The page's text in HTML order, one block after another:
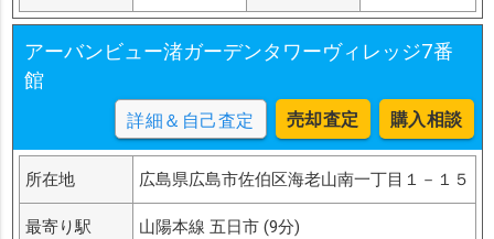
アーバンビュー渚ガーデンタワーヴィレッジ7番
館
詳細＆自己査定 売却査定 購入相談
所在地 広島県広島市佐伯区海老山南一丁目１－１５
最寄り駅 山陽本線 五日市 (9分)